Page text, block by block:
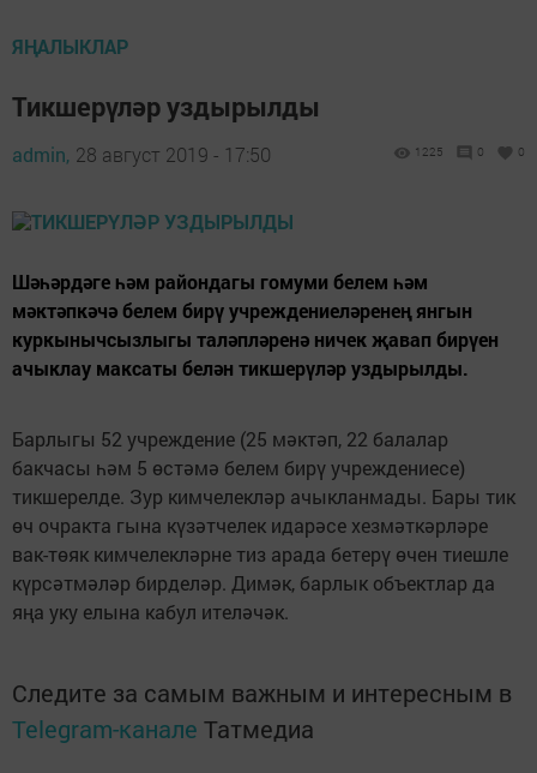
ЯҢАЛЫКЛАР
Тикшерүләр уздырылды
admin, 28 август 2019 - 17:50 1225 0 0
Шәһәрдәге һәм райондагы гомуми белем һәм
мәктәпкәчә белем бирү учреждениеләренең янгын
куркынычсызлыгы таләпләренә ничек җавап бирүен
ачыклау максаты белән тикшерүләр уздырылды.
Барлыгы 52 учреждение (25 мәктәп, 22 балалар
бакчасы һәм 5 өстәмә белем бирү учреждениесе)
тикшерелде. Зур кимчелекләр ачыкланмады. Бары тик
өч очракта гына күзәтчелек идарәсе хезмәткәрләре
вак-төяк кимчелекләрне тиз арада бетерү өчен тиешле
күрсәтмәләр бирделәр. Димәк, барлык объектлар да
яңа уку елына кабул ителәчәк.
Следите за самым важным и интересным в
Telegram-канале Татмедиа